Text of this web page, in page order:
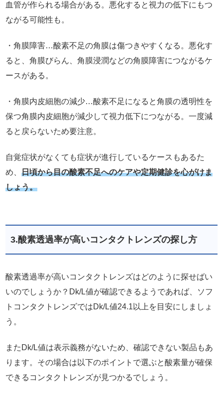
血管が作られる場合がある。悪化すると視力の低下にもつ
ながる可能性も。
・角膜障害…酸素不足の角膜は傷つきやすくなる。悪化す
ると、角膜びらん、角膜浸潤などの角膜障害につながるケ
ースがある。
・角膜内皮細胞の減少…酸素不足になると角膜の透明性を
保つ角膜内皮細胞が減少して視力低下につながる。一度減
ると戻らないため要注意。
自覚症状がなくても症状が進行しているケースもあるた
め、 日頃から目の酸素不足へのケアや定期健診を心がけま
しょう。
3.酸素透過率が高いコンタクトレンズの探し方
酸素透過率が高いコンタクトレンズはどのように探せばい
いのでしょうか？Dk/L値が確認できるようであれば、ソフ
トコンタクトレンズではDk/L値24.1以上を目安にしましょ
う。
またDk/L値は表示義務がないため、確認できない製品もあ
ります。その場合は以下のポイントで選ぶと酸素量が確保
できるコンタクトレンズが見つかるでしょう。